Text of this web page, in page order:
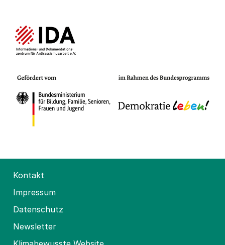
Kontakt
Impressum
Datenschutz
Newsletter